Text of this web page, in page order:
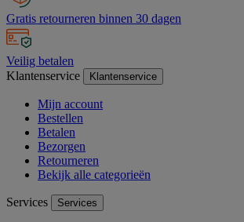
Gratis retourneren binnen 30 dagen
Veilig betalen
Klantenservice
Klantenservice
Mijn account
Bestellen
Betalen
Bezorgen
Retourneren
Bekijk alle categorieën
Services Services